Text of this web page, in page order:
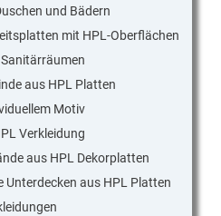
und Bädern
mit HPL-Oberflächen
aus HPL Platten
Motiv
Verkleidung
aus HPL Dekorplatten
Unterdecken aus HPL Platten